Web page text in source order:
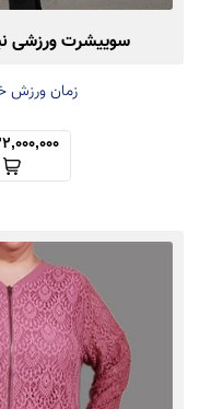
سوییشرت ورزشی
زمان
22,000,000